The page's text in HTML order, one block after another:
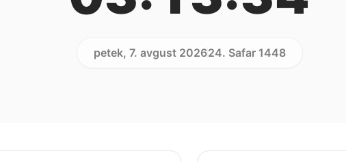
petek, 7. avgust 202624. Safar 1448